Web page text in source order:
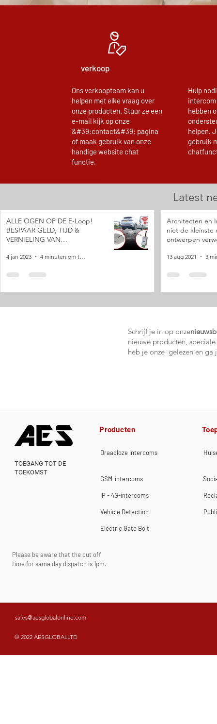
verkoop
Ons verkoopteam kan u
helpen met elke vraag over
onze producten. Stuur ze een
e-mail kijk op onze
&#39;contact&#39; pagina
of maak gebruik van onze
handige website chat
functie.
Hulp
intercom
hebben
helpen.
gebruik
Latest
ALLE OGEN OP DE E-Loop!
BESPAAR GELD, TIJD &
VERNIELING VAN
uitloop
4 jan 2023
Architecten en
niet de kleinste
ontwerpen
13 aug 2021
Schrijf je in op onze
nieuwe producten,
heb je onze gelezen en ga
Producten
Draadloze intercoms
TOEGANG TOT DE
TOEKOMST
GSM-intercoms
IP - 4G-intercoms
Vehicle Detection
Electric Gate Bolt
Please be aware that the cut off
time for same day dispatch is 1pm.
sales@aesglobalonline.com
© 2022 AESGLOBALLTD